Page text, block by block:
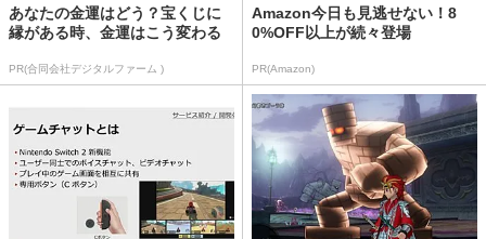
あなたの金運はどう？宝くじに
縁がある時、金運はこう変わる
PR(合同会社デジタルファーム )
Amazon今日も見逃せない！8
0%OFF以上が続々登場
PR(Amazon)